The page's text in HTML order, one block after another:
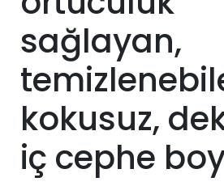
sağlayan,
kokusuz,
iç cephe